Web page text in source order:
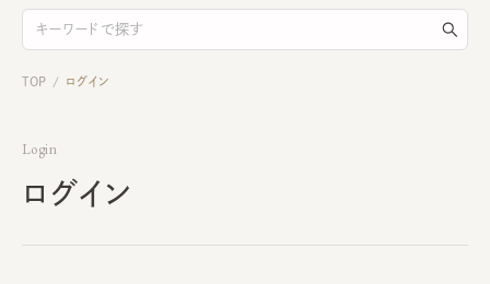
TOP / ログイン
Login
ログイン